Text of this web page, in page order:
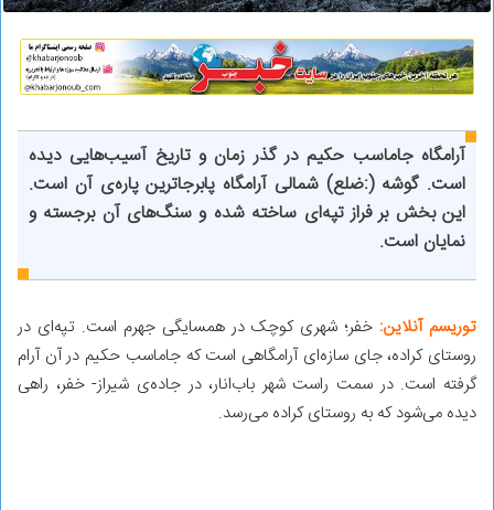
آرامگاه جاماسب حکیم در گذر زمان و تاریخ آسیب‌هایی دیده
است. گوشه (:ضلع) شمالی آرامگاه پابرجاترین پاره‌ی آن است.
این بخش بر فراز تپه‌ای ساخته شده و سنگ‌های آن برجسته و
نمایان است.
توریسم آنلاین: خفر؛ شهری کوچک در همسایگی جهرم است. تپه‌ای در
روستای کراده، جای سازه‌ای آرامگاهی است که جاماسب حکیم در آن آرام
گرفته است. در سمت راست شهر باب‌انار، در جاده‌ی شیراز- خفر، راهی
دیده می‌شود که به روستای کراده می‌رسد.